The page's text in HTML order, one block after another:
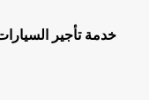
خدمة تأجير